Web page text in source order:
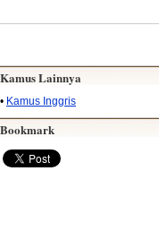
Kamus Lainnya
• Kamus Inggris
Bookmark